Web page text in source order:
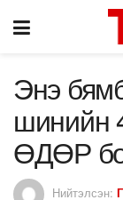
Энэ
шинийн
ӨДӨР
Нийтэлсэн: